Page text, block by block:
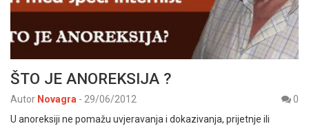
ŠTO JE ANOREKSIJA ?
Autor Novagra - 29/06/2012
0
U anoreksiji ne pomažu uvjeravanja i dokazivanja, prijetnje ili